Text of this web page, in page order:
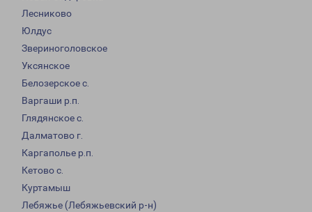
Лесниково
Юлдус
Звериноголовское
Уксянское
Белозерское с.
Варгаши р.п.
Глядянское с.
Далматово г.
Каргаполье р.п.
Кетово с.
Куртамыш
Лебяжье (Лебяжьевский р-н)